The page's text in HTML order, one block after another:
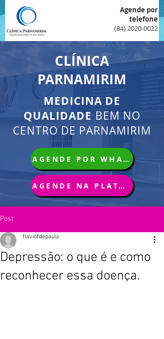
Agende por
telefone
(84) 2020-0022
CLÍNICA
PARNAMIRIM
MEDICINA DE
QUALIDADEBEM NO
CENTRO DE PARNAMIRIM
AGENDE POR WHATSAPP
AGENDE NA PLATAFORMA
Post
Depressão: o que é e como
reconhecer essa doença.
flaviofdepaula